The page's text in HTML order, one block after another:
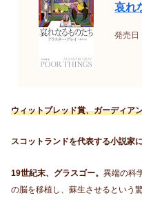
哀れ
発売日
ウィットブレッド賞、ガーディア
スコットランドを代表する小説家
19世紀末、グラスゴー。 異端の科
の脳を移植し、蘇生させるという